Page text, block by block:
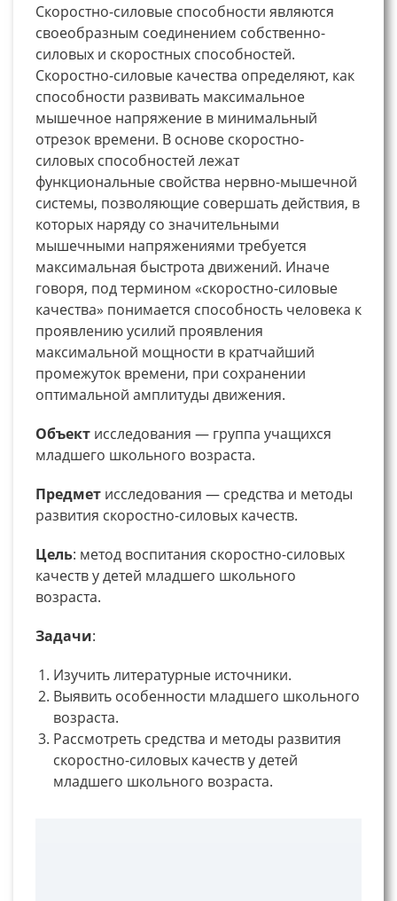
Скоростно-силовые способности являются
своеобразным соединением собственно-
силовых и скоростных способностей.
Скоростно-силовые качества определяют, как
способности развивать максимальное
мышечное напряжение в минимальный
отрезок времени. В основе скоростно-
силовых способностей лежат
функциональные свойства нервно-мышечной
системы, позволяющие совершать действия, в
которых наряду со значительными
мышечными напряжениями требуется
максимальная быстрота движений. Иначе
говоря, под термином «скоростно-силовые
качества» понимается способность человека к
проявлению усилий проявления
максимальной мощности в кратчайший
промежуток времени, при сохранении
оптимальной амплитуды движения.
Объект исследования — группа учащихся
младшего школьного возраста.
Предмет исследования — средства и методы
развития скоростно-силовых качеств.
Цель: метод воспитания скоростно-силовых
качеств у детей младшего школьного
возраста.
Задачи:
Изучить литературные источники.
Выявить особенности младшего школьного
возраста.
Рассмотреть средства и методы развития
скоростно-силовых качеств у детей
младшего школьного возраста.